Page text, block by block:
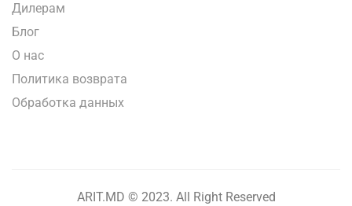
Дилерам
Блог
О нас
Политика возврата
Обработка данных
ARIT.MD © 2023. All Right Reserved